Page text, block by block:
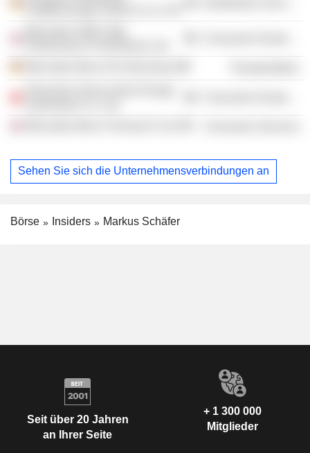
Sehen Sie sich die Unternehmensverbindungen an
Börse Insiders Markus Schäfer
Seit über 20 Jahren
an Ihrer Seite
+ 1 300 000
Mitglieder